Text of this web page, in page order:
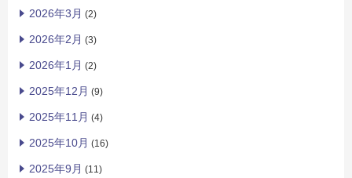
2026年3月 (2)
2026年2月 (3)
2026年1月 (2)
2025年12月 (9)
2025年11月 (4)
2025年10月 (16)
2025年9月 (11)